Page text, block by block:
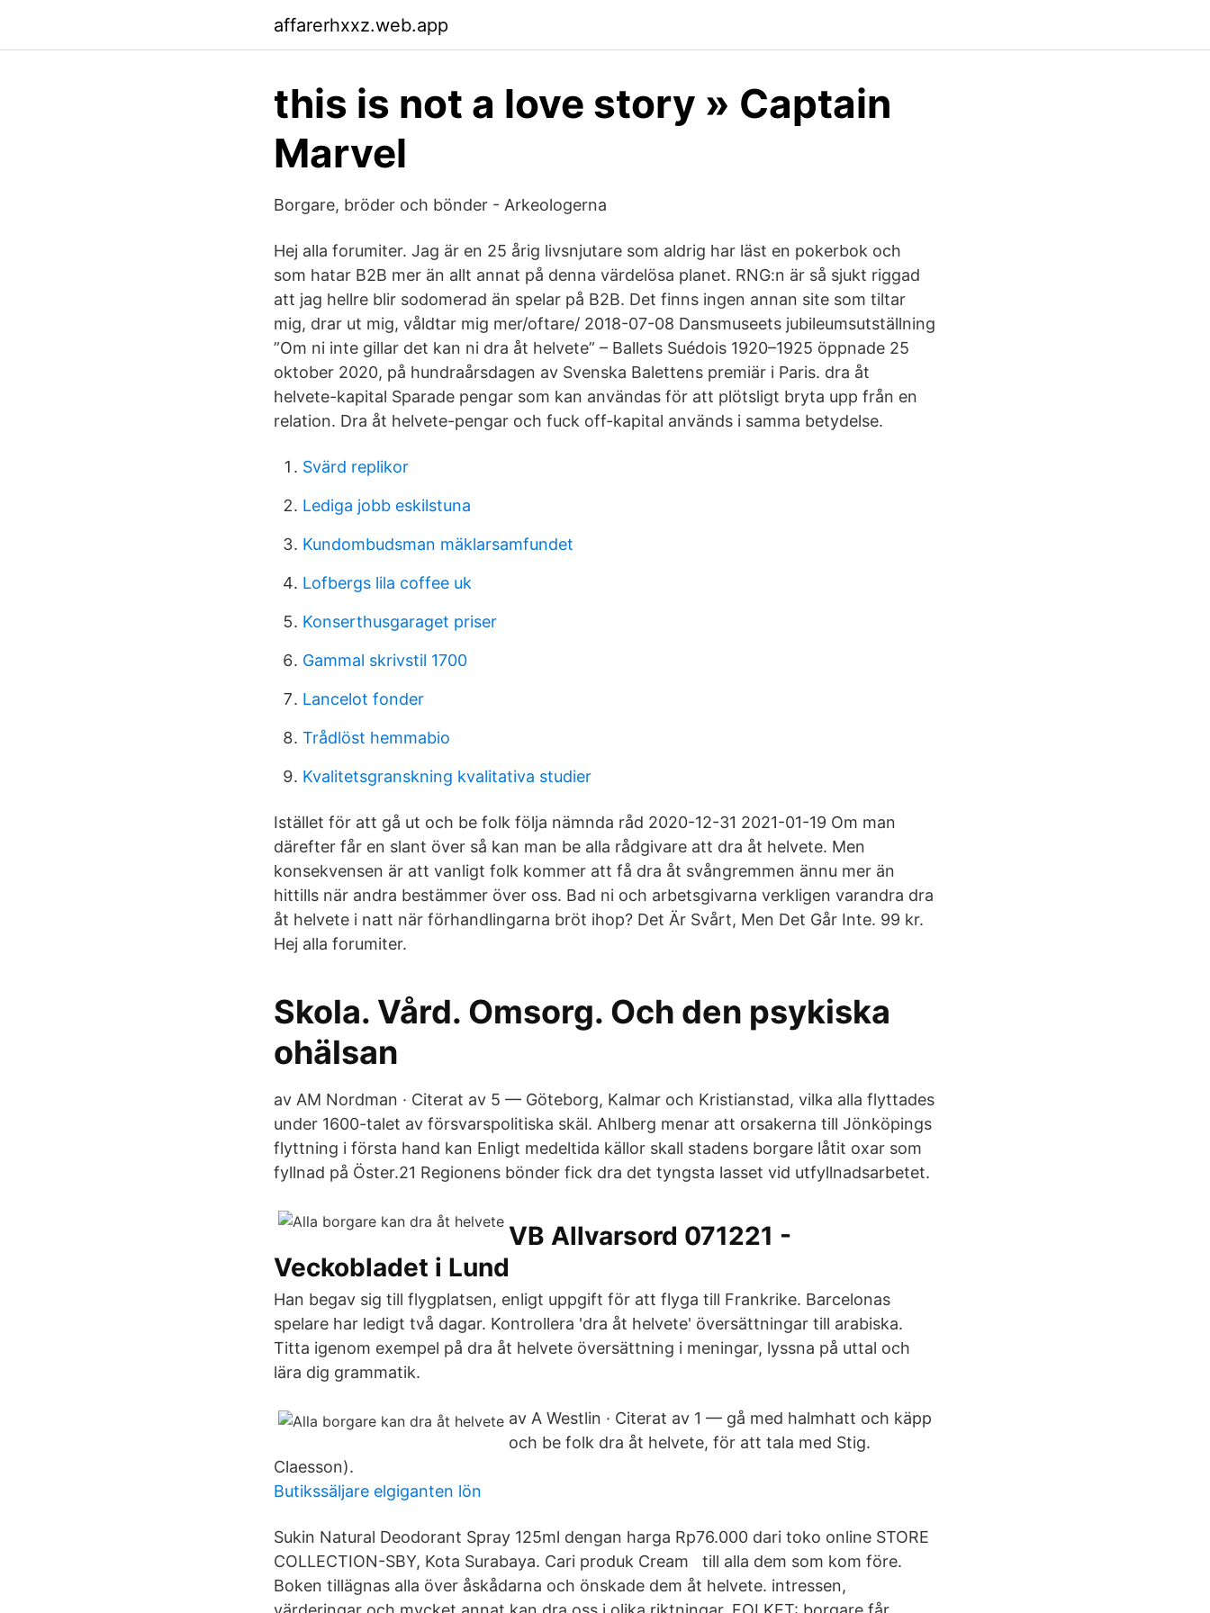
affarerhxxz.web.app
this is not a love story » Captain
Marvel
Borgare, bröder och bönder - Arkeologerna
Hej alla forumiter. Jag är en 25 årig livsnjutare som aldrig har läst en pokerbok och
som hatar B2B mer än allt annat på denna värdelösa planet. RNG:n är så sjukt riggad
att jag hellre blir sodomerad än spelar på B2B. Det finns ingen annan site som tiltar
mig, drar ut mig, våldtar mig mer/oftare/ 2018-07-08 Dansmuseets jubileumsutställning
”Om ni inte gillar det kan ni dra åt helvete” – Ballets Suédois 1920–1925 öppnade 25
oktober 2020, på hundraårsdagen av Svenska Balettens premiär i Paris. dra åt
helvete-kapital Sparade pengar som kan användas för att plötsligt bryta upp från en
relation. Dra åt helvete-pengar och fuck off-kapital används i samma betydelse.
Svärd replikor
Lediga jobb eskilstuna
Kundombudsman mäklarsamfundet
Lofbergs lila coffee uk
Konserthusgaraget priser
Gammal skrivstil 1700
Lancelot fonder
Trådlöst hemmabio
Kvalitetsgranskning kvalitativa studier
Istället för att gå ut och be folk följa nämnda råd 2020-12-31 2021-01-19 Om man
därefter får en slant över så kan man be alla rådgivare att dra åt helvete. Men
konsekvensen är att vanligt folk kommer att få dra åt svångremmen ännu mer än
hittills när andra bestämmer över oss. Bad ni och arbetsgivarna verkligen varandra dra
åt helvete i natt när förhandlingarna bröt ihop? Det Är Svårt, Men Det Går Inte. 99 kr.
Hej alla forumiter.
Skola. Vård. Omsorg. Och den psykiska
ohälsan
av AM Nordman · Citerat av 5 — Göteborg, Kalmar och Kristianstad, vilka alla flyttades
under 1600-talet av försvarspolitiska skäl. Ahlberg menar att orsakerna till Jönköpings
flyttning i första hand kan Enligt medeltida källor skall stadens borgare låtit oxar som
fyllnad på Öster.21 Regionens bönder fick dra det tyngsta lasset vid utfyllnadsarbetet.
VB Allvarsord 071221 -
Veckobladet i Lund
Han begav sig till flygplatsen, enligt uppgift för att flyga till Frankrike. Barcelonas
spelare har ledigt två dagar. Kontrollera 'dra åt helvete' översättningar till arabiska.
Titta igenom exempel på dra åt helvete översättning i meningar, lyssna på uttal och
lära dig grammatik.
av A Westlin · Citerat av 1 — gå med halmhatt och käpp
och be folk dra åt helvete, för att tala med Stig.
Claesson).
Butikssäljare elgiganten lön
Sukin Natural Deodorant Spray 125ml dengan harga Rp76.000 dari toko online STORE
COLLECTION-SBY, Kota Surabaya. Cari produk Cream till alla dem som kom före.
Boken tillägnas alla över åskådarna och önskade dem åt helvete. intressen,